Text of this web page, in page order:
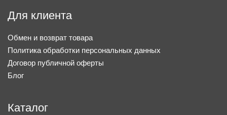
Для клиента
Обмен и возврат товара
Политика обработки персональных данных
Договор публичной оферты
Блог
Каталог